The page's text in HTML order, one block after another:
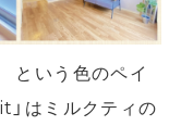
という色のペイ
はミルクティの